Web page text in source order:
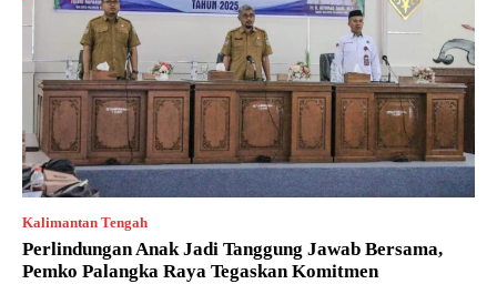
Kalimantan Tengah
Perlindungan Anak Jadi Tanggung Jawab Bersama,
Pemko Palangka Raya Tegaskan Komitmen